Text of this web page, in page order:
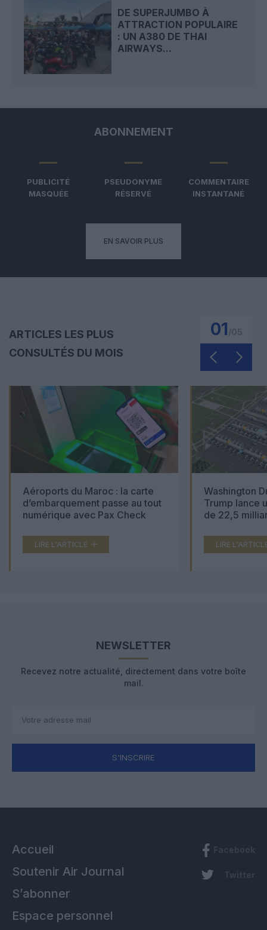
DE SUPERJUMBO À
ATTRACTION POPULAIRE
: UN A380 DE THAI
AIRWAYS...
ABONNEMENT
PUBLICITÉ
MASQUÉE
PSEUDONYME
RÉSERVÉ
COMMENTAIRE
INSTANTANÉ
EN SAVOIR PLUS
ARTICLES LES PLUS
CONSULTÉS DU MOIS
01
Aéroports du Maroc : la carte
d’embarquement passe au tout
numérique avec Pax Check
LIRE L'ARTICLE
Washington
Trump lance
de 22,5
LIRE
NEWSLETTER
Recevez notre actualité, directement dans votre boîte
mail.
S'INSCRIRE
Accueil
Soutenir Air Journal
S’abonner
Espace personnel